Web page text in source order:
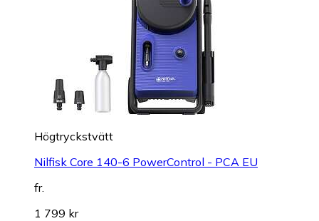
Högtryckstvätt
Nilfisk Core 140-6 PowerControl - PCA EU
fr.
1 799 kr